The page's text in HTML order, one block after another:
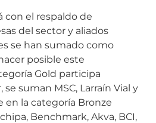
con el respaldo de
del sector y aliados
se han sumado como
posible este
Gold participa
suman MSC, Larraín Vial y
en la categoría Bronze
Benchmark, Akva, BCI,